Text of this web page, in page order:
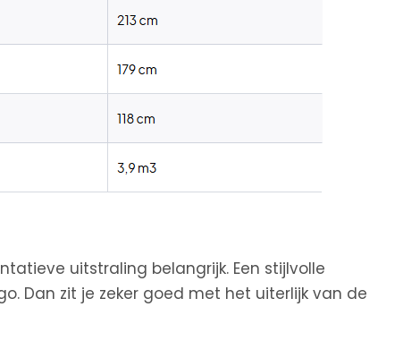
uitstraling belangrijk. Een stijlvolle
Dan zit je zeker goed met het uiterlijk van de